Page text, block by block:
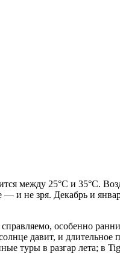
между 25°C и 35°C.
и не зря. Декабрь и
особенно
давит, и
туры в разгар лета;